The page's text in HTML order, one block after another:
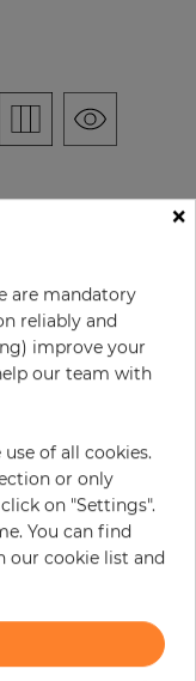
+
×
are mandatory
reliably and
improve your
our team with
of all cookies.
or only
on "Settings".
You can find
our cookie list and